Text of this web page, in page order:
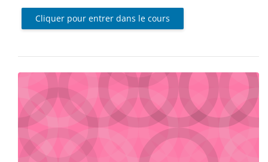
Cliquer pour entrer dans le cours